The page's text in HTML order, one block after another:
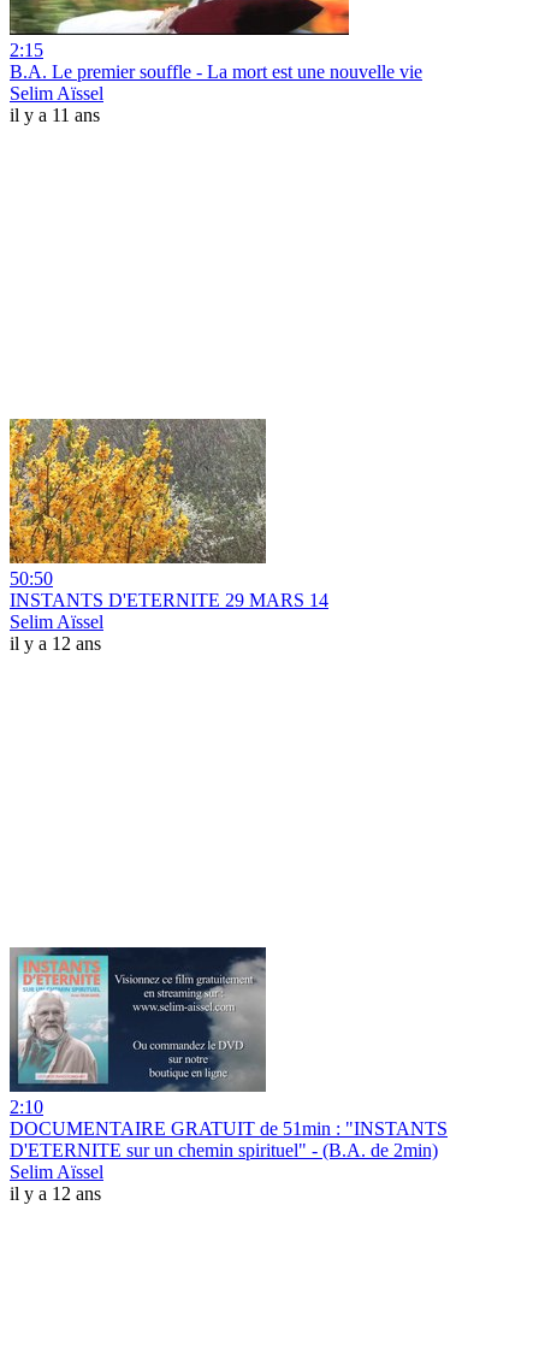
2:15
B.A. Le premier souffle - La mort est une nouvelle vie
Selim Aïssel
il y a 11 ans
50:50
INSTANTS D'ETERNITE 29 MARS 14
Selim Aïssel
il y a 12 ans
2:10
DOCUMENTAIRE GRATUIT de 51min : "INSTANTS
D'ETERNITE sur un chemin spirituel" - (B.A. de 2min)
Selim Aïssel
il y a 12 ans